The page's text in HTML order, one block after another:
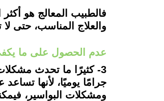
فالطبيب المعالج هو
والعلاج المناسب، حتى
عدم الحصول على ما
جرامًا يوميًا، لأنها
ومشكلات البواسير،